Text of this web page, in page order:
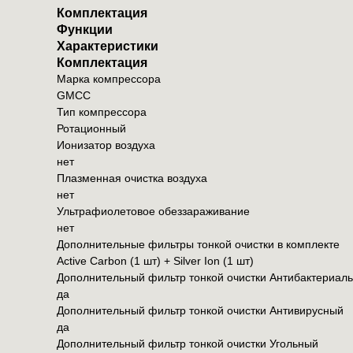
Комплектация
Функции
Характеристики
Комплектация
Марка компрессора
GMCC
Тип компрессора
Ротационный
Ионизатор воздуха
нет
Плазменная очистка воздуха
нет
Ультрафиолетовое обеззараживание
нет
Дополнительные фильтры тонкой очистки в комплекте
Active Carbon (1 шт) + Silver Ion (1 шт)
Дополнительный фильтр тонкой очистки
да
Дополнительный фильтр тонкой очистки Антивирусный
да
Дополнительный фильтр тонкой очистки Угольный